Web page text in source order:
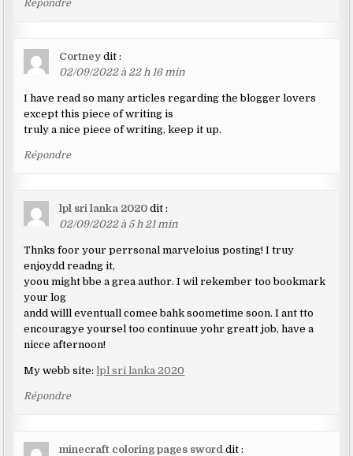
Répondre
Cortney dit :
02/09/2022 à 22 h 16 min
I have read so many articles regarding the blogger lovers
except this piece of writing is
truly a nice piece of writing, keep it up.
Répondre
lpl sri lanka 2020 dit :
02/09/2022 à 5 h 21 min
Thnks foor your perrsonal marveloius posting! I truy
enjoydd readng it,
yoou might bbe a grea author. I wil rekember too bookmark
your log
andd willl eventuall comee bahk soometime soon. I ant tto
encouragye yoursel too continuue yohr greatt job, have a
nicce afternoon!
My webb site: lpl sri lanka 2020
Répondre
minecraft coloring pages sword dit :